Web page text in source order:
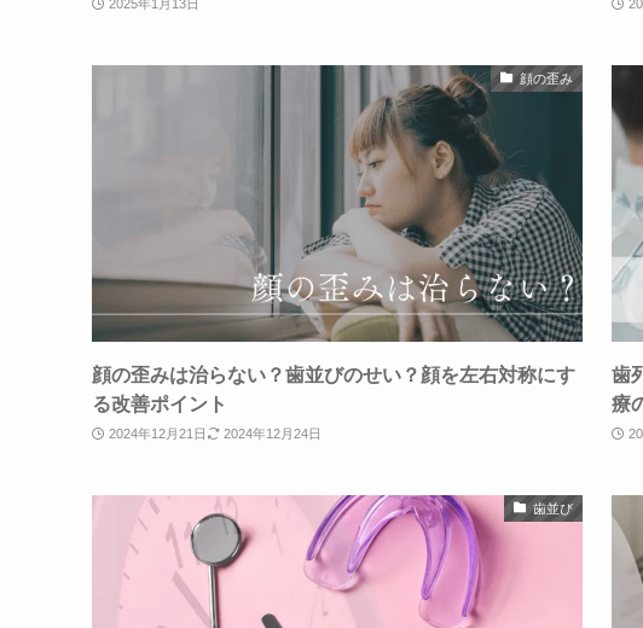
2025年1月13日
顔の歪み
顔の歪みは治らない？歯並びのせい？顔を左右対称にす
る改善ポイント
2024年12月21日 2024年12月24日
歯
療
歯並び